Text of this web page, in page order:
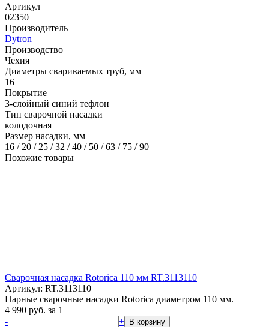
Артикул
02350
Производитель
Dytron
Производство
Чехия
Диаметры свариваемых труб, мм
16
Покрытие
3-слойный синий тефлон
Тип сварочной насадки
колодочная
Размер насадки, мм
16 / 20 / 25 / 32 / 40 / 50 / 63 / 75 / 90
Похожие товары
Сварочная насадка Rotorica 110 мм RT.3113110
Артикул: RT.3113110
Парные сварочные насадки Rotorica диаметром 110 мм.
4 990 руб. за 1
-
+ В корзину